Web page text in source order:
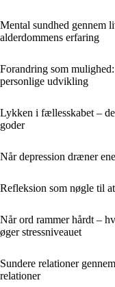
Mental sundhed gennem
alderdommens erfaring
Forandring som
personlige udvikling
Lykken i fællesskabet –
goder
Når depression dræner
Refleksion som nøgle til
Når ord rammer hårdt –
øger stressniveauet
Sundere relationer
relationer